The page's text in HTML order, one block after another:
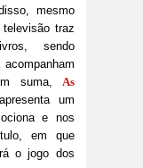
mesmo
traz
sendo
suma, As
um
e nos
em que
o jogo dos